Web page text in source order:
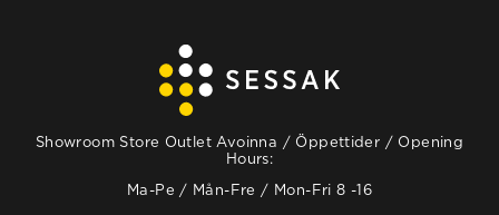
Showroom Store Outlet Avoinna / Öppettider / Opening
Hours:
Ma-Pe / Mån-Fre / Mon-Fri 8 -16